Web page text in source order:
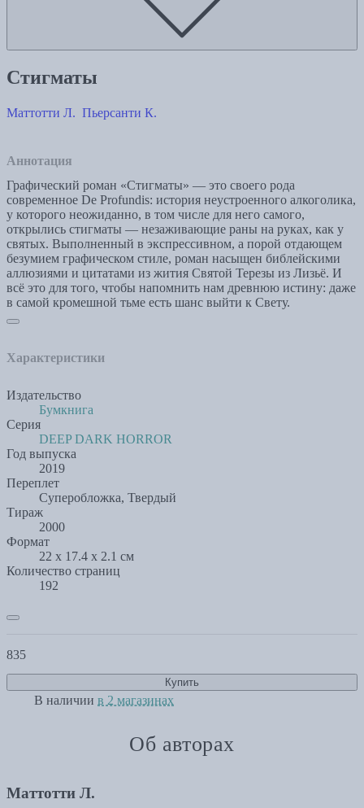
Стигматы
Маттотти Л. Пьерсанти К.
Аннотация
Графический роман «Стигматы» — это своего рода
современное De Profundis: история неустроенного алкоголика,
у которого неожиданно, в том числе для него самого,
открылись стигматы — незаживающие раны на руках, как у
святых. Выполненный в экспрессивном, а порой отдающем
безумием графическом стиле, роман насыщен библейскими
аллюзиями и цитатами из жития Святой Терезы из Лизьё. И
всё это для того, чтобы напомнить нам древнюю истину: даже
в самой кромешной тьме есть шанс выйти к Свету.
Характеристики
Издательство
Бумкнига
Серия
DEEP DARK HORROR
Год выпуска
2019
Переплет
Суперобложка, Твердый
Тираж
2000
Формат
22 x 17.4 x 2.1 см
Количество страниц
192
835
Купить
В наличии в 2 магазинах
Об авторах
Маттотти Л.